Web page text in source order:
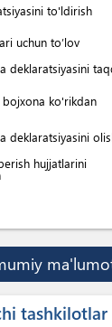
to'ldirish
uchun to’lov
deklaratsiyasini
bojxona ko'rikdan
deklaratsiyasini
hujjatlarini
tashkilotlar